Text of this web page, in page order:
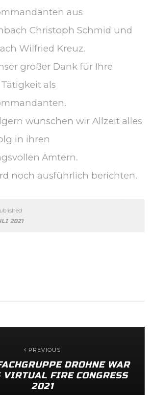
aus
Christoph Schmid und
Wilfried Kreuz.
großer Dank für Ihre
als
wünschen wir Allzeit alles
in ihren
Ämtern.
noch ausführlich berichten.
2021
PREVIOUS
DROHNE WAR
VIRTUAL FIRE CONGRESS
2021